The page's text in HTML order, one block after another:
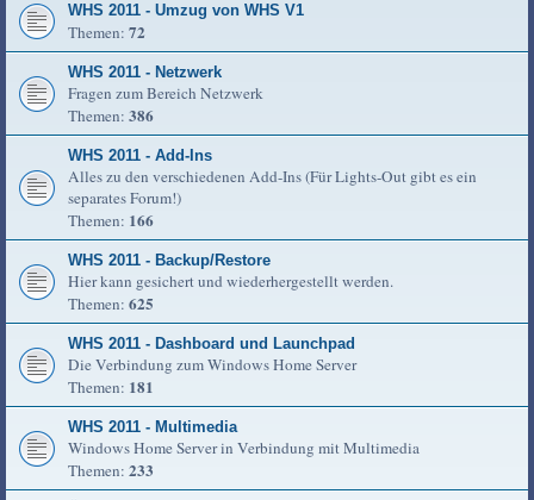
WHS 2011 - Umzug von WHS V1
Themen: 72
WHS 2011 - Netzwerk
Fragen zum Bereich Netzwerk
Themen: 386
WHS 2011 - Add-Ins
Alles zu den verschiedenen Add-Ins (Für Lights-Out gibt es ein
separates Forum!)
Themen: 166
WHS 2011 - Backup/Restore
Hier kann gesichert und wiederhergestellt werden.
Themen: 625
WHS 2011 - Dashboard und Launchpad
Die Verbindung zum Windows Home Server
Themen: 181
WHS 2011 - Multimedia
Windows Home Server in Verbindung mit Multimedia
Themen: 233